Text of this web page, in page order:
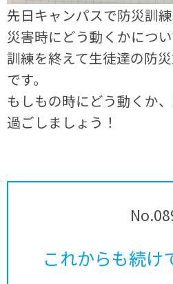
先日キャンパスで防災訓練
災害時にどう動くかにつ
訓練を終えて生徒達の防
です。
もしもの時にどう動くか
過ごしましょう！
これからも続け